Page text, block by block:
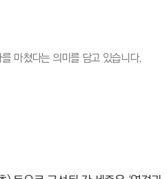
마쳤다는 의미를 담고 있습니다.